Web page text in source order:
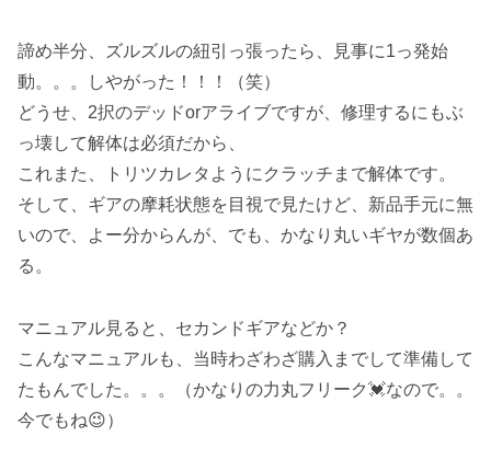
諦め半分、ズルズルの紐引っ張ったら、見事に1っ発始
動。。。しやがった！！！（笑）
どうせ、2択のデッドorアライブですが、修理するにもぶ
っ壊して解体は必須だから、
これまた、トリツカレタようにクラッチまで解体です。
そして、ギアの摩耗状態を目視で見たけど、新品手元に無
いので、よー分からんが、でも、かなり丸いギヤが数個あ
る。
マニュアル見ると、セカンドギアなどか？
こんなマニュアルも、当時わざわざ購入までして準備して
たもんでした。。。（かなりの力丸フリーク💓なので。。
今でもね😉）